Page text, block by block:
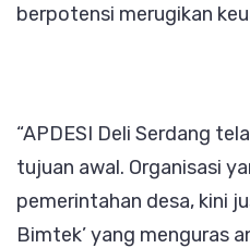
berpotensi merugikan
“APDESI Deli Serdang
tujuan awal. Organisasi
pemerintahan desa, kini
Bimtek’ yang menguras